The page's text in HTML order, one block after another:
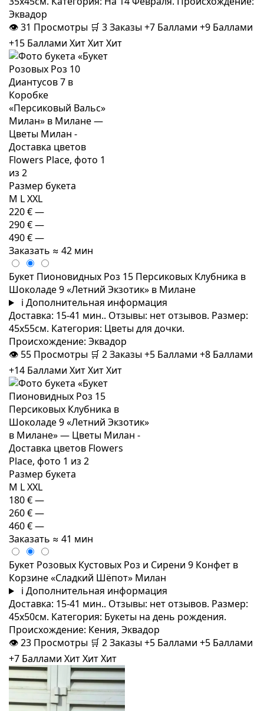
Эквадор
👁31 Просмотры 🛒 3Заказы+7 Баллами +9 Баллами
+15 Баллами ХитХитХит
Размер букета
M LXXL
220 €—
290 €—
490 €—
Заказать ≈ 42 мин
Букет Пионовидных Роз 15 Персиковых Клубника в
Шоколаде 9 «Летний Экзотик» в Милане
i Дополнительная информация
Доставка: 15-41 мин.. Отзывы: нет отзывов. Размер:
45x55см. Категория: Цветы для дочки.
Происхождение: Эквадор
👁 55 Просмотры 🛒 2Заказы+5 Баллами +8 Баллами
+14 Баллами ХитХитХит
Размер букета
M LXXL
180 €—
260 €—
460 €—
Заказать ≈ 41 мин
Букет Розовых Кустовых Роз и Сирени 9 Конфет в
Корзине «Сладкий Шёпот» Милан
i Дополнительная информация
Доставка: 15-41 мин.. Отзывы: нет отзывов. Размер:
45x50см. Категория: Букеты на день рождения.
Происхождение: Кения, Эквадор
👁23 Просмотры 🛒 2Заказы+5 Баллами +5 Баллами
+7 Баллами ХитХитХит